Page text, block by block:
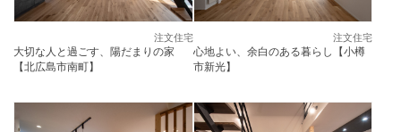
注文住宅
大切な人と過ごす、陽だまりの家
【北広島市南町】
注文住宅
心地よい、余白のある暮らし【小樽
市新光】